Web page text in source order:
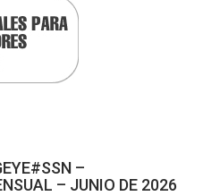
–
– JUNIO DE 2026